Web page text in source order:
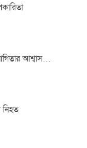
আশ্বাস…
নিহত